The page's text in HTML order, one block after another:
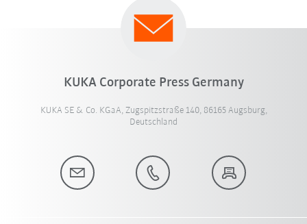
KUKA Corporate Press Germany
KUKA SE & Co. KGaA, Zugspitzstraße 140, 86165 Augsburg,
Deutschland